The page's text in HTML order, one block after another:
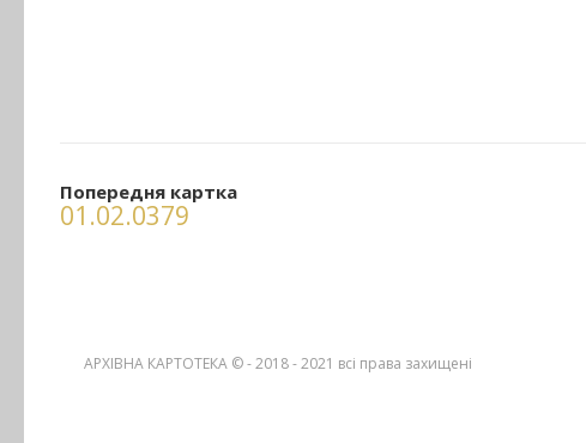
Попередня картка
01.02.0379
АРХІВНА КАРТОТЕКА © - 2018 - 2021 всі права захищені